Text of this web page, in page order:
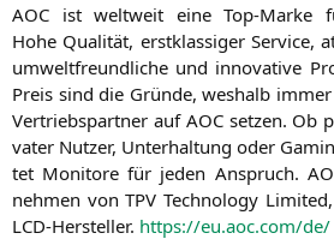
AOC ist welt­weit eine Top-Mar­ke
Hohe Qua­li­tät, erst­klas­si­ger Ser­vice,
umwelt­freund­li­che und inno­va­ti­ve
Preis sind die Grün­de, wes­halb
Ver­triebs­part­ner auf AOCset­zen. Ob
va­ter Nut­zer, Unter­hal­tung oder
tet Moni­to­re für jeden Anspruch.
neh­men vonTPV Tech­no­lo­gy
LCD-Her­stel­ler. https://eu.aoc.com/de/